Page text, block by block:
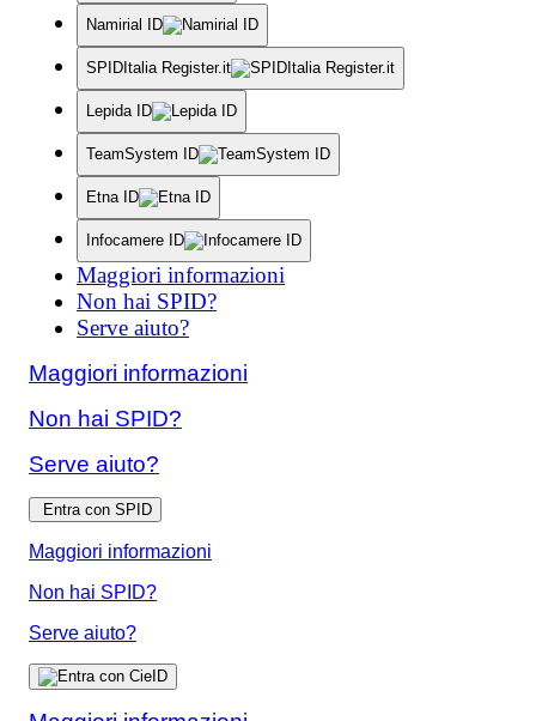
Namirial ID
SPIDItalia Register.it
Lepida ID
TeamSystem ID
Etna ID
Infocamere ID
Maggiori informazioni
Non hai SPID?
Serve aiuto?
Maggiori informazioni
Non hai SPID?
Serve aiuto?
Entra con SPID
Maggiori informazioni
Non hai SPID?
Serve aiuto?